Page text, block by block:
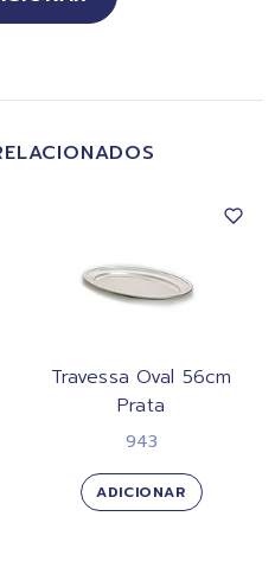
Travessa Oval 56cm
Prata
943
ADICIONAR